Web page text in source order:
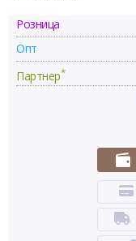
Розница
Опт
Партнер*